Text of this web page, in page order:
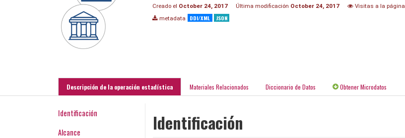
Creado el October 24, 2017 Última modificación October 24, 2017 Visitas a la página
metadata DDI/XML JSON
Descripción de la operación estadística Materiales Relacionados Diccionario de Datos Obtener Microdatos
Identificación
Alcance
Identificación